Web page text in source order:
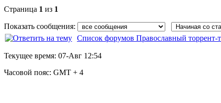
Страница 1 из 1
Показать сообщения:
Список форумов Православный торрент-
Текущее время: 07-Авг 12:54
Часовой пояс: GMT + 4